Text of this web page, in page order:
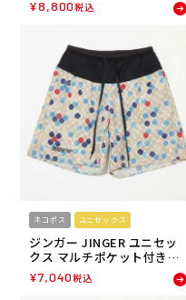
9745 26SP
¥8,800税込
ネコポス ユニセックス
ジンガー JINGER ユニセッ
クス マルチポケット付きラ
ンニングパンツ ランニング
ショートパンツ J-2081-BE
¥7,040税込